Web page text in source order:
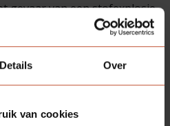
Details Over
van cookies
gevaar van een stofexplosie
loer ligt. Één vonkje is
brandweer al genoeg om de
vlam te zetten. Dat vonkje
de nacht van 17 december
van de opslagbunkers voor
waar het noodlot toe slaat.